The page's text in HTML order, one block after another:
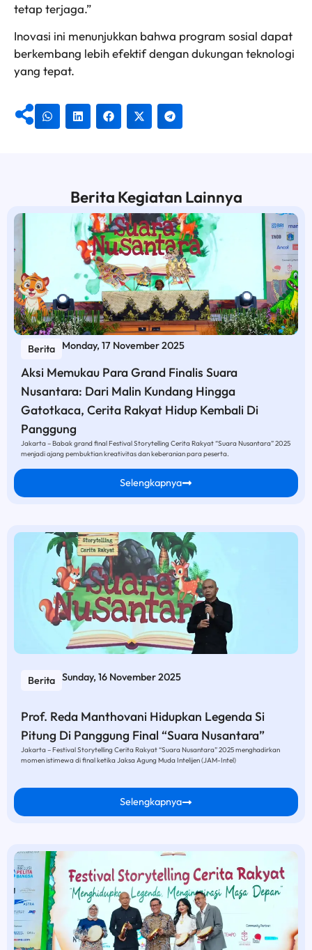
tetap terjaga.”
Inovasi ini menunjukkan bahwa program sosial dapat
berkembang lebih efektif dengan dukungan teknologi
yang tepat.
Berita Kegiatan Lainnya
Berita Monday, 17 November 2025
Aksi Memukau Para Grand Finalis Suara
Nusantara: Dari Malin Kundang Hingga
Gatotkaca, Cerita Rakyat Hidup Kembali Di
Panggung
Jakarta – Babak grand final Festival Storytelling Cerita Rakyat “Suara Nusantara” 2025
menjadi ajang pembuktian kreativitas dan keberanian para peserta.
Selengkapnya
Berita Sunday, 16 November 2025
Prof. Reda Manthovani Hidupkan Legenda Si
Pitung Di Panggung Final “Suara Nusantara”
Jakarta – Festival Storytelling Cerita Rakyat “Suara Nusantara” 2025 menghadirkan
momen istimewa di final ketika Jaksa Agung Muda Intelijen (JAM-Intel)
Selengkapnya